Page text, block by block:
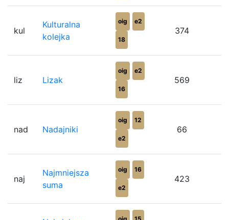
kul
Kulturalna
kolejka
oig e2
18
374
liz Lizak
oig e2
16
569
nad Nadajniki
oig 12
e2
66
naj
Najmniejsza
suma
oig 16
e2
423